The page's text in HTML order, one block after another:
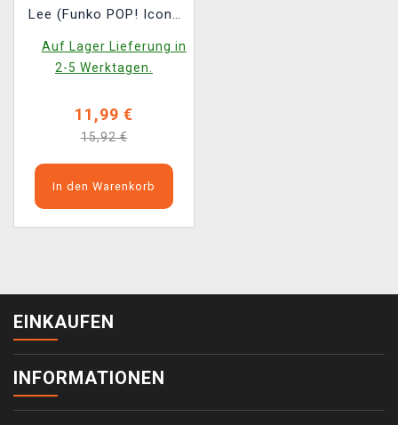
Lee (Funko POP! Icons
Auf Lager Lieferung in
2-5 Werktagen.
11,99 €
15,92 €
In den Warenkorb
EINKAUFEN
INFORMATIONEN